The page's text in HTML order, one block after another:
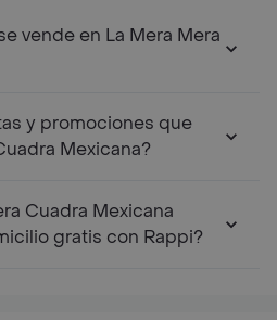
vende en La Mera Mera
y promociones que
Mexicana?
Cuadra Mexicana
gratis con Rappi?